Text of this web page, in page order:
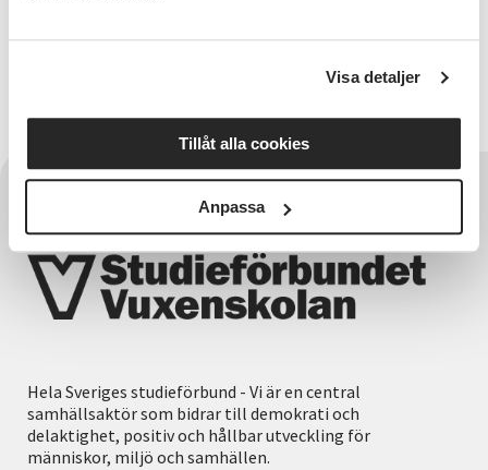
Visa detaljer
Tillåt alla cookies
Anpassa
omgång med nya grupper av deltagare, säger
Aleksandra.
Hela Sveriges studieförbund - Vi är en central
samhällsaktör som bidrar till demokrati och
delaktighet, positiv och hållbar utveckling för
människor, miljö och samhällen.